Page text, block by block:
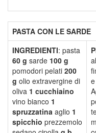
PASTA CON LE SARDE
INGREDIENTI: pasta
60 g sarde 100 g
pomodori pelati 200
g olio extravergine di
oliva 1 cucchiaino
vino bianco 1
spruzzatina aglio 1
spicchio prezzemolo